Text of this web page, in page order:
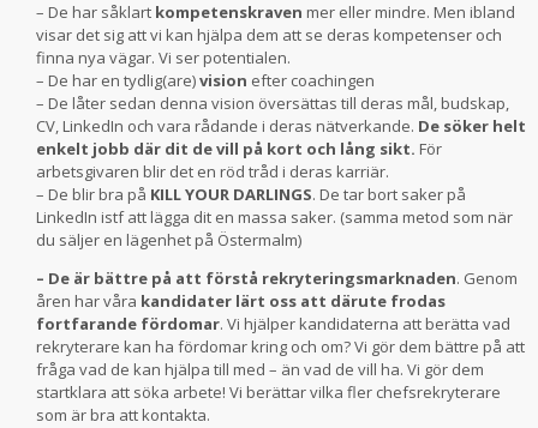
– De har såklart kompetenskraven mer eller mindre. Men ibland
visar det sig att vi kan hjälpa dem att se deras kompetenser och
finna nya vägar. Vi ser potentialen.
– De har en tydlig(are)vision efter coachingen
– De låter sedan denna vision översättas till deras mål, budskap,
CV, LinkedIn och vara rådande i deras nätverkande. De söker helt
enkelt jobb där dit de vill på kort och lång sikt. För
arbetsgivaren blir det en röd tråd i deras karriär.
– De blir bra på KILL YOUR DARLINGS. De tar bort saker på
LinkedIn istf att lägga dit en massa saker. (samma metod som när
du säljer en lägenhet på Östermalm)
– De är bättre på att förstå rekryteringsmarknaden. Genom
åren har våra kandidater lärt oss att därute frodas
fortfarande fördomar. Vi hjälper kandidaterna att berätta vad
rekryterare kan ha fördomar kring och om? Vi gör dem bättre på att
fråga vad de kan hjälpa till med – än vad de vill ha. Vi gör dem
startklara att söka arbete! Vi berättar vilka fler chefsrekryterare
som är bra att kontakta.